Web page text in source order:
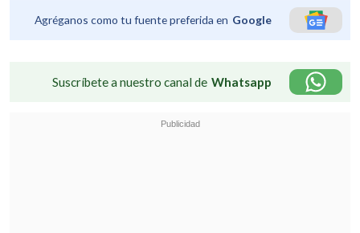
Agréganos como tu fuente preferida en Google
Suscríbete a nuestro canal de Whatsapp